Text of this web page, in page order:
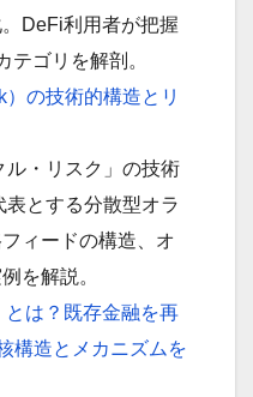
DeFi利用者が把握
テゴリを解剖。
の技術的構造とリ
・リスク」の技術
とする分散型オラ
ィードの構造、オ
を解説。
は？既存金融を再
構造とメカニズムを